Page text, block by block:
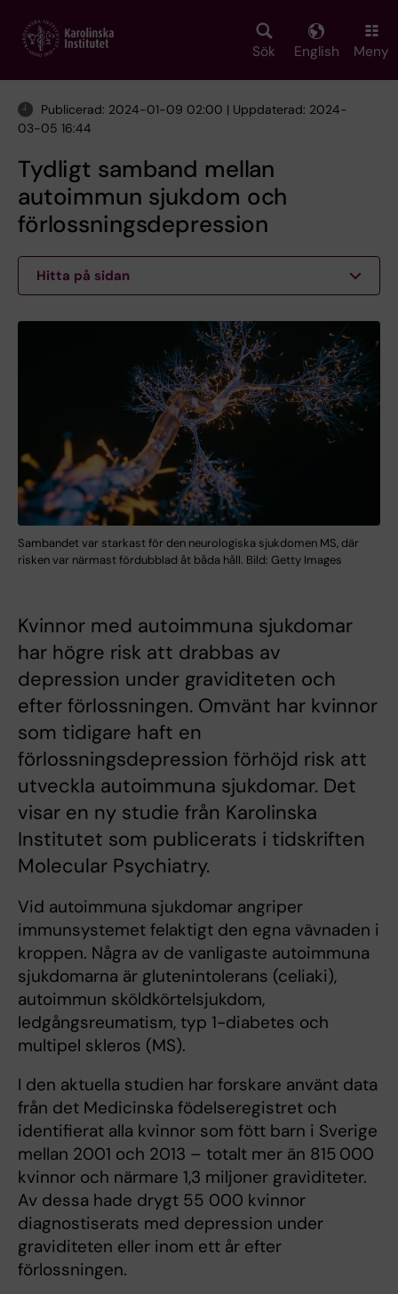
main
Sök English Meny
Publicerad: 2024-01-09 02:00 | Uppdaterad: 2024-
03-05 16:44
Tydligt samband mellan
autoimmun sjukdom och
förlossningsdepression
Hitta på sidan
Sambandet var starkast för den neurologiska sjukdomen MS, där
risken var närmast fördubblad åt båda håll. Bild: Getty Images
Kvinnor med autoimmuna sjukdomar
har högre risk att drabbas av
depression under graviditeten och
efter förlossningen. Omvänt har kvinnor
som tidigare haft en
förlossningsdepression förhöjd risk att
utveckla autoimmuna sjukdomar. Det
visar en ny studie från Karolinska
Institutet som publicerats i tidskriften
Molecular Psychiatry.
Vid autoimmuna sjukdomar angriper
immunsystemet felaktigt den egna vävnaden i
kroppen. Några av de vanligaste autoimmuna
sjukdomarna är glutenintolerans (celiaki),
autoimmun sköldkörtelsjukdom,
ledgångsreumatism, typ 1-diabetes och
multipel skleros (MS).
I den aktuella studien har forskare använt data
från det Medicinska födelseregistret och
identifierat alla kvinnor som fött barn i Sverige
mellan 2001 och 2013 – totalt mer än 815 000
kvinnor och närmare 1,3 miljoner graviditeter.
Av dessa hade drygt 55 000 kvinnor
diagnostiserats med depression under
graviditeten eller inom ett år efter
förlossningen.